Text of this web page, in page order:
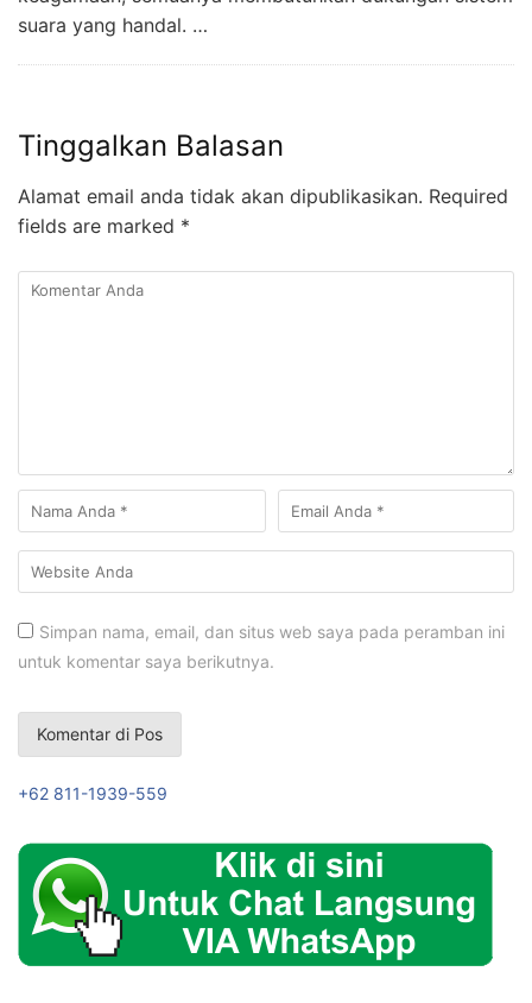
suara yang handal. …
Tinggalkan Balasan
Alamat email anda tidak akan dipublikasikan. Required
fields are marked *
Simpan nama, email, dan situs web saya pada peramban ini
untuk komentar saya berikutnya.
+62 811-1939-559